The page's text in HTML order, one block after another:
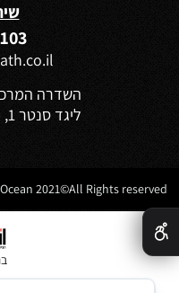
השדרה המרכזית 15 פינת
ליגד סנטר 1, מודיעין מכבים רעות